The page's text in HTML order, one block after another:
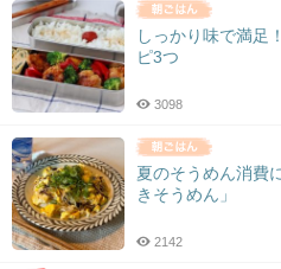
しっかり味で満足
ピ3つ
3098
夏のそうめん消費
きそうめん」
2142